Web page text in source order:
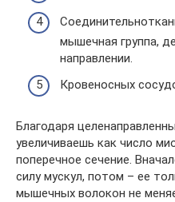
мышечная группа,
направлении.
Кровеносных
Благодаря
увеличиваешь как число
поперечное сечение.
силу мускул, потом – ее
мышечных волокон не